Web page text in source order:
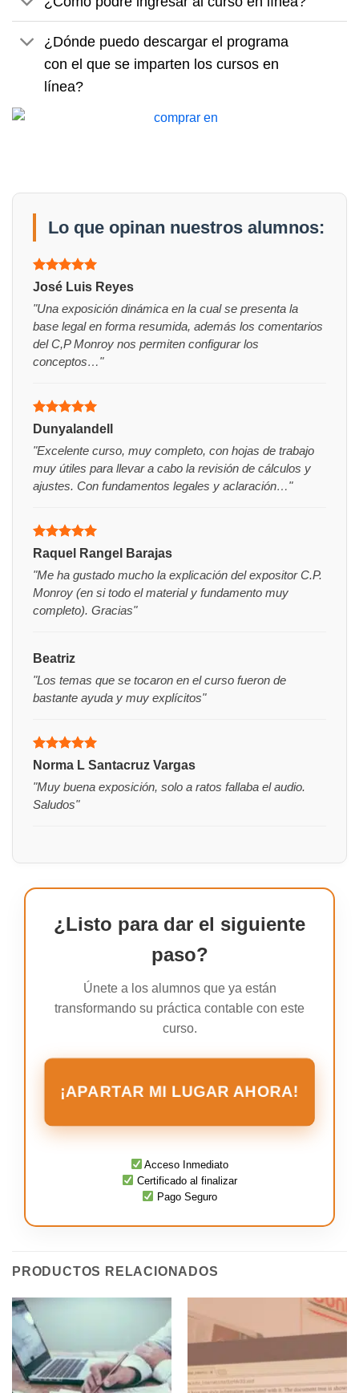
¿Dónde puedo descargar el programa
con el que se imparten los cursos en
línea?
Lo que opinan nuestros alumnos:
Valorado
con5 de 5
José Luis Reyes
"Una exposición dinámica en la cual se presenta la
base legal en forma resumida, además los comentarios
del C,P Monroy nos permiten configurar los
conceptos…"
Valorado
con5 de 5
Dunyalandell
"Excelente curso, muy completo, con hojas de trabajo
muy útiles para llevar a cabo la revisión de cálculos y
ajustes. Con fundamentos legales y aclaración…"
Valorado
con5de 5
Raquel Rangel Barajas
"Me ha gustado mucho la explicación del expositor C.P.
Monroy (en si todo el material y fundamento muy
completo). Gracias"
Beatriz
"Los temas que se tocaron en el curso fueron de
bastante ayuda y muy explícitos"
Valorado
con5de 5
Norma L Santacruz Vargas
"Muy buena exposición, solo a ratos fallaba el audio.
Saludos"
¿Listo para dar el siguiente
paso?
Únete a los alumnos que ya están
transformando su práctica contable con este
curso.
¡APARTAR MI LUGAR AHORA!
Acceso Inmediato
Certificado al finalizar
Pago Seguro
PRODUCTOS RELACIONADOS